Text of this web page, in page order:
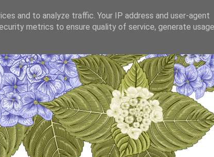
and to analyze traffic. Your IP address and user-agent
metrics to ensure quality of service, generate usage